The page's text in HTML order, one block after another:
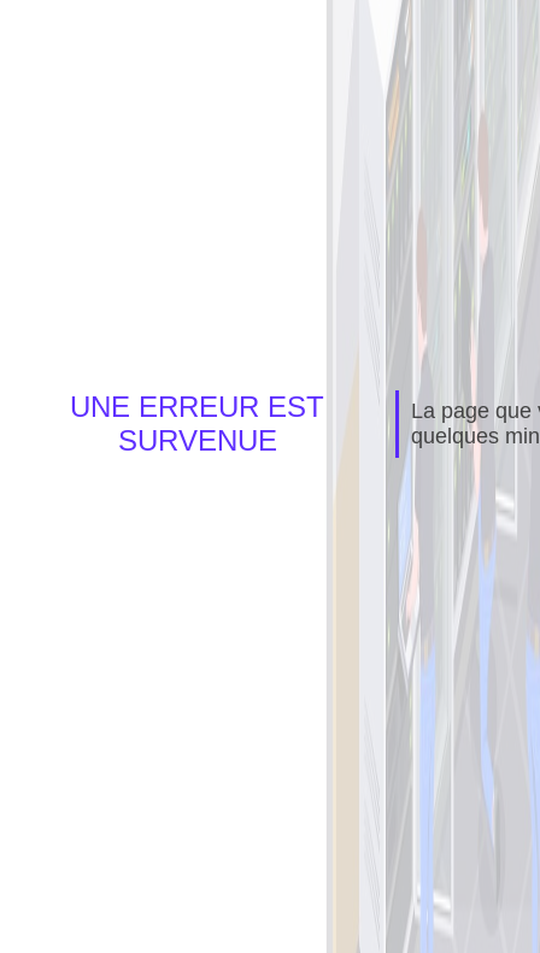
UNE ERREUR EST
SURVENUE
La page que
quelques